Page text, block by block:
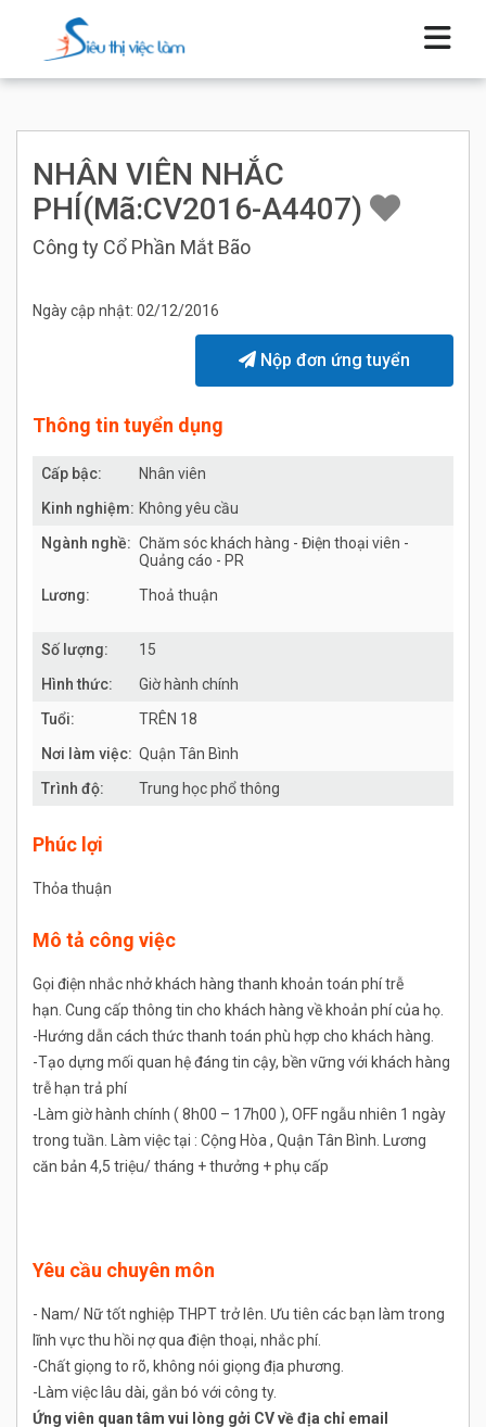
NHÂN VIÊN NHẮC
PHÍ(Mã:CV2016-A4407)
Công ty Cổ Phần Mắt Bão
Ngày cập nhật: 02/12/2016
Nộp đơn ứng tuyển
Thông tin tuyển dụng
Cấp bậc:
Nhân viên
Kinh nghiệm: Không yêu cầu
Ngành nghề: Chăm sóc khách hàng - Điện thoại viên -
Quảng cáo - PR
Lương:
Thoả thuận
Số lượng:
15
Hình thức:
Giờ hành chính
Tuổi:
TRÊN 18
Nơi làm việc: Quận Tân Bình
Trình độ:
Trung học phổ thông
Phúc lợi
Thỏa thuận
Mô tả công việc
Gọi điện nhắc nhở khách hàng thanh khoản toán phí trễ
hạn. Cung cấp thông tin cho khách hàng về khoản phí của họ.
-Hướng dẫn cách thức thanh toán phù hợp cho khách hàng.
-Tạo dựng mối quan hệ đáng tin cậy, bền vững với khách hàng
trễ hạn trả phí
-Làm giờ hành chính ( 8h00 – 17h00 ), OFF ngẫu nhiên 1 ngày
trong tuần. Làm việc tại : Cộng Hòa , Quận Tân Bình. Lương
căn bản 4,5 triệu/ tháng + thưởng + phụ cấp
Yêu cầu chuyên môn
- Nam/ Nữ tốt nghiệp THPT trở lên. Ưu tiên các bạn làm trong
lĩnh vực thu hồi nợ qua điện thoại, nhắc phí.
-Chất giọng to rõ, không nói giọng địa phương.
-Làm việc lâu dài, gắn bó với công ty.
Ứng viên quan tâm vui lòng gởi CV về địa chỉ email